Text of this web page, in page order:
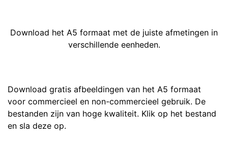
Download het A5 formaat met de juiste afmetingen in
verschillende eenheden.
Download gratis afbeeldingen van het A5 formaat
voor commercieel en non-commercieel gebruik. De
bestanden zijn van hoge kwaliteit. Klik op het bestand
en sla deze op.